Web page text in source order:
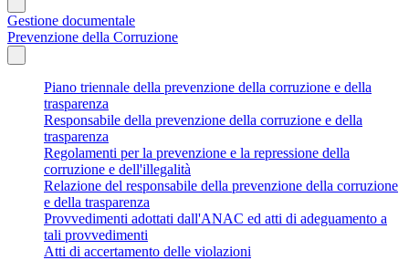
Gestione documentale
Prevenzione della Corruzione
Piano triennale della prevenzione della corruzione e della
trasparenza
Responsabile della prevenzione della corruzione e della
trasparenza
Regolamenti per la prevenzione e la repressione della
corruzione e dell'illegalità
Relazione del responsabile della prevenzione della corruzione
e della trasparenza
Provvedimenti adottati dall'ANAC ed atti di adeguamento a
tali provvedimenti
Atti di accertamento delle violazioni